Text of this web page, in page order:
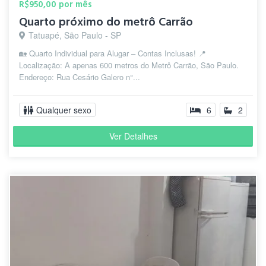
" excelente bairro na zona leste, perto
como o metrô "
Marcos
há 3 anos
" 6 Ótimos motivos para morar no
Tatuapé. 1 – Tatuapé, um bairro
histórico. ... 2 – Região de fácil acesso.
Tatuapé ... 4 – Ótima infraestrutura. ... 5
– Proximidade com parques. ... 6 – Um
dos bairros mais valorizados. "
há 3
R$950,00 por mês
Quarto próximo do metrô Carrão
Tatuapé, São Paulo - SP
🏡 Quarto Individual para Alugar – Contas Inclusas! 📍
Localização: A apenas 600 metros do Metrô Carrão, São Paulo.
Endereço: Rua Cesário Galero n°...
Qualquer sexo 6 2
Ver Detalhes